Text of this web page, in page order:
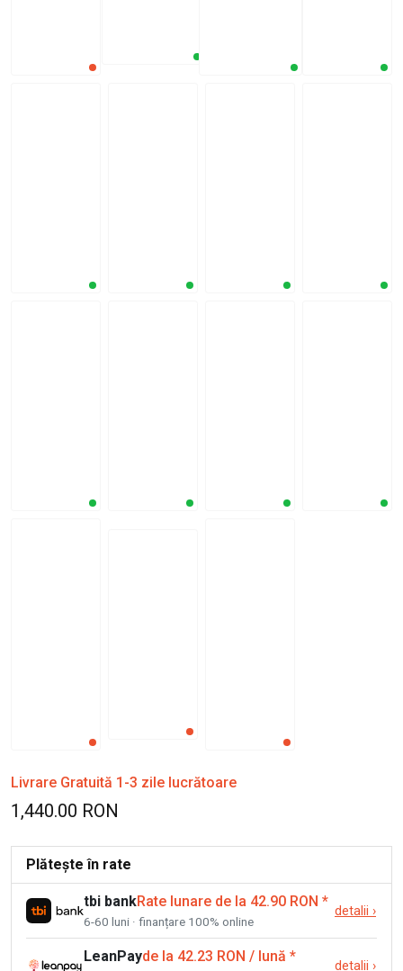
Livrare Gratuită 1-3 zile lucrătoare
1,440.00 RON
Plătește în rate
tbi bankRate lunare de la 42.90 RON *
6-60 luni · finanțare 100% online
detalii ›
LeanPayde la 42.23 RON / lună *
detalii ›